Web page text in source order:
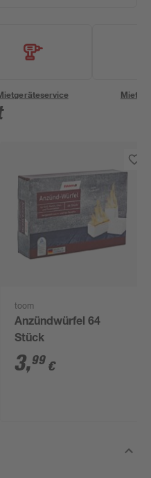
toom
Anzündwürfel 64
Stück
3,99 €